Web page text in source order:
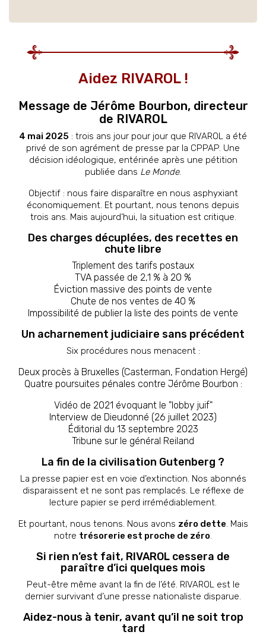
Aidez RIVAROL !
Message de Jérôme Bourbon, directeur
de RIVAROL
4 mai 2025 : trois ans jour pour jour que RIVAROL a été
privé de son agrément de presse par la CPPAP. Une
décision idéologique, entérinée après une pétition
publiée dans Le Monde.
Objectif : nous faire disparaître en nous asphyxiant
économiquement. Et pourtant, nous tenons depuis
trois ans. Mais aujourd’hui, la situation est critique.
Des charges décuplées, des recettes en
chute libre
Triplement des tarifs postaux
TVA passée de 2,1 % à 20 %
Éviction massive des points de vente
Chute de nos ventes de 40 %
Impossibilité de publier la liste des points de vente
Un acharnement judiciaire sans précédent
Six procédures nous menacent :
Deux procès à Bruxelles (Casterman, Fondation Hergé)
Quatre poursuites pénales contre Jérôme Bourbon :
Vidéo de 2021 évoquant le "lobby juif"
Interview de Dieudonné (26 juillet 2023)
Éditorial du 13 septembre 2023
Tribune sur le général Reiland
La fin de la civilisation Gutenberg ?
La presse papier est en voie d’extinction. Nos abonnés
disparaissent et ne sont pas remplacés. Le réflexe de
lecture papier se perd irrémédiablement.
Et pourtant, nous tenons. Nous avons zéro dette . Mais
notre trésorerie est proche de zéro
Si rien n’est fait, RIVAROL cessera de
paraître d’ici quelques mois
Peut-être même avant la fin de l’été. RIVAROL est le
dernier survivant d’une presse nationaliste disparue.
Aidez-nous à tenir, avant qu’il ne soit trop
tard